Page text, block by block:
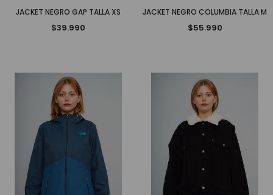
JACKET NEGRO GAP TALLA XS
$39.990
JACKET NEGRO COLUMBIA TALLA M
$55.990